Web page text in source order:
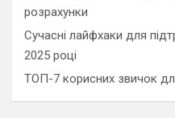
розрахунки
Сучасні лайфхаки для
2025 році
ТОП-7 корисних звичок